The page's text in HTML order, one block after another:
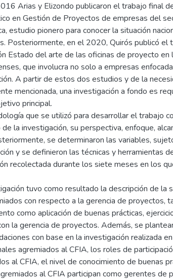
Arias y Elizondo publicaron el trabajo final
en Gestión de Proyectos de empresas del
estudio pionero para conocer la situación
Posteriormente, en el 2020, Quirós publicó el
Estado del arte de las oficinas de proyecto en
que involucra no solo a empresas
A partir de estos dos estudios y de la
mencionada, una investigación a fondo es
principal.
que se utilizó para desarrollar el trabajo
la investigación, su perspectiva, enfoque,
se determinaron las variables,
y se definieron las técnicas y herramientas
recolectada durante los siete meses en los
tuvo como resultado la descripción de la
con respecto a la gerencia de proyectos,
como aplicación de buenas prácticas,
la gerencia de proyectos. Además, se
con base en la investigación realizada
agremiados al CFIA, los roles de
al CFIA, el nivel de conocimiento de buenas
al CFIA participan como gerentes de